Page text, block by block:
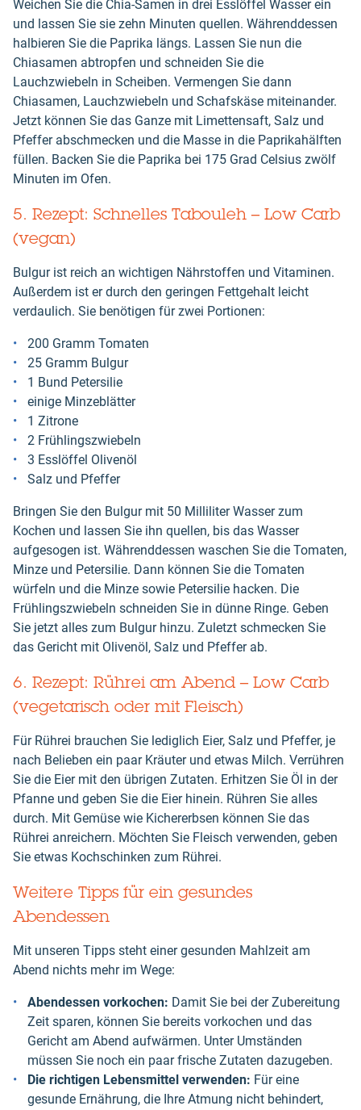
Weichen Sie die Chia-Samen in drei Esslöffel Wasser ein
und lassen Sie sie zehn Minuten quellen. Währenddessen
halbieren Sie die Paprika längs. Lassen Sie nun die
Chiasamen abtropfen und schneiden Sie die
Lauchzwiebeln in Scheiben. Vermengen Sie dann
Chiasamen, Lauchzwiebeln und Schafskäse miteinander.
Jetzt können Sie das Ganze mit Limettensaft, Salz und
Pfeffer abschmecken und die Masse in die Paprikahälften
füllen. Backen Sie die Paprika bei 175 Grad Celsius zwölf
Minuten im Ofen.
5. Rezept: Schnelles Tabouleh – Low Carb
(vegan)
Bulgur ist reich an wichtigen Nährstoffen und Vitaminen.
Außerdem ist er durch den geringen Fettgehalt leicht
verdaulich. Sie benötigen für zwei Portionen:
200 Gramm Tomaten
25 Gramm Bulgur
1 Bund Petersilie
einige Minzeblätter
1 Zitrone
2 Frühlingszwiebeln
3 Esslöffel Olivenöl
Salz und Pfeffer
Bringen Sie den Bulgur mit 50 Milliliter Wasser zum
Kochen und lassen Sie ihn quellen, bis das Wasser
aufgesogen ist. Währenddessen waschen Sie die Tomaten,
Minze und Petersilie. Dann können Sie die Tomaten
würfeln und die Minze sowie Petersilie hacken. Die
Frühlingszwiebeln schneiden Sie in dünne Ringe. Geben
Sie jetzt alles zum Bulgur hinzu. Zuletzt schmecken Sie
das Gericht mit Olivenöl, Salz und Pfeffer ab.
6. Rezept: Rührei am Abend – Low Carb
(vegetarisch oder mit Fleisch)
Für Rührei brauchen Sie lediglich Eier, Salz und Pfeffer, je
nach Belieben ein paar Kräuter und etwas Milch. Verrühren
Sie die Eier mit den übrigen Zutaten. Erhitzen Sie Öl in der
Pfanne und geben Sie die Eier hinein. Rühren Sie alles
durch. Mit Gemüse wie Kichererbsen können Sie das
Rührei anreichern. Möchten Sie Fleisch verwenden, geben
Sie etwas Kochschinken zum Rührei.
Weitere Tipps für ein gesundes
Abendessen
Mit unseren Tipps steht einer gesunden Mahlzeit am
Abend nichts mehr im Wege:
Abendessen vorkochen: Damit Sie bei der Zubereitung
Zeit sparen, können Sie bereits vorkochen und das
Gericht am Abend aufwärmen. Unter Umständen
müssen Sie noch ein paar frische Zutaten dazugeben.
Die richtigen Lebensmittel verwenden: Für eine
gesunde Ernährung, die Ihre Atmung nicht behindert,